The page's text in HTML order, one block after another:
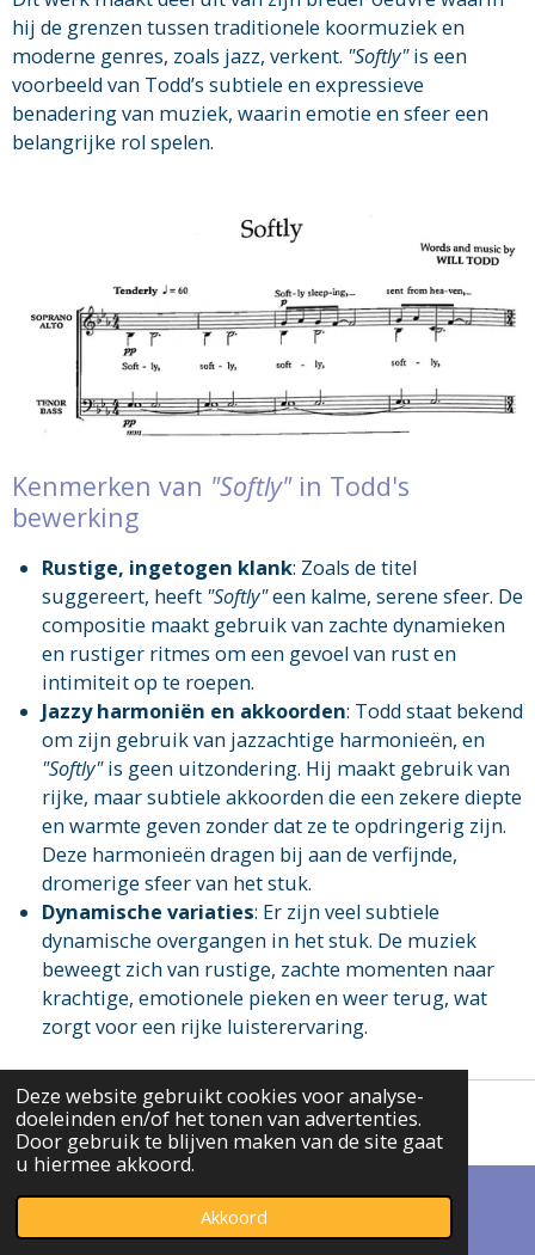
Deze website gebruikt cookies voor analyse-
doeleinden en/of het tonen van advertenties.
Door gebruik te blijven maken van de site gaat
u hiermee akkoord.
Akkoord
hij de grenzen tussen traditionele koormuziek en
moderne genres, zoals jazz, verkent. "Softly"is een
voorbeeld van Todd’s subtiele en expressieve
benadering van muziek, waarin emotie en sfeer een
belangrijke rol spelen.
Kenmerken van "Softly" in Todd's
bewerking
Rustige, ingetogen klank: Zoals de titel
suggereert, heeft "Softly"een kalme, serene sfeer. De
compositie maakt gebruik van zachte dynamieken
en rustiger ritmes om een gevoel van rust en
intimiteit op te roepen.
Jazzy harmoniën en akkoorden: Todd staat bekend
om zijn gebruik van jazzachtige harmonieën, en
"Softly"is geen uitzondering. Hij maakt gebruik van
rijke, maar subtiele akkoorden die een zekere diepte
en warmte geven zonder dat ze te opdringerig zijn.
Deze harmonieën dragen bij aan de verfijnde,
dromerige sfeer van het stuk.
Dynamische variaties: Er zijn veel subtiele
dynamische overgangen in het stuk. De muziek
beweegt zich van rustige, zachte momenten naar
krachtige, emotionele pieken en weer terug, wat
zorgt voor een rijke luisterervaring.
Workshop met Will Todd
Op dezelfde dag van 16:00 tot 19:00 zal Will Todd een
workshop leiden over zijn Jazz Missa Brevis.
Deelnemers moeten de partituur vooraf bestellen en